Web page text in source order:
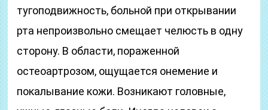
тугоподвижность, больной при открывании
рта непроизвольно смещает челюсть в одну
сторону. В области, пораженной
остеоартрозом, ощущается онемение и
покалывание кожи. Возникают головные,